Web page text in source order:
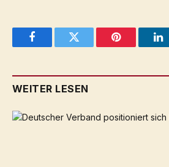
FacebookTwitter Pinterest
WEITER LESEN